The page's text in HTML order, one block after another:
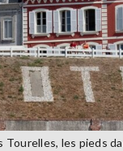
les pieds